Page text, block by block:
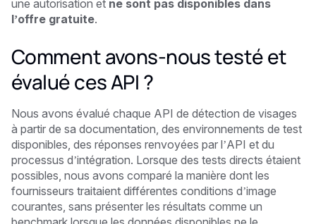
une autorisation et ne sont pas disponibles dans
l’offre gratuite.
Comment avons-nous testé et
évalué ces API ?
Nous avons évalué chaque API de détection de visages
à partir de sa documentation, des environnements de test
disponibles, des réponses renvoyées par l’API et du
processus d’intégration. Lorsque des tests directs étaient
possibles, nous avons comparé la manière dont les
fournisseurs traitaient différentes conditions d’image
courantes, sans présenter les résultats comme un